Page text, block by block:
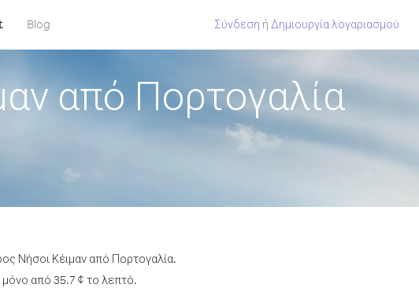
Blog Σύνδεση ή Δημιουργία λογαριασμού
από Πορτογαλία
Νήσοι Κέιμαν από Πορτογαλία.
από 35.7 ¢ το λεπτό.